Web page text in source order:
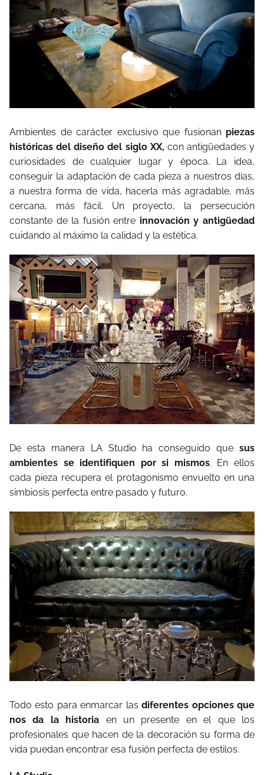
Ambientes de carácter exclusivo que fusionan piezas
históricas del diseño del siglo XX, con antigüedades y
curiosidades de cualquier lugar y época. La idea,
conseguir la adaptación de cada pieza a nuestros días,
a nuestra forma de vida, hacerla más agradable, más
cercana, más fácil. Un proyecto, la persecución
constante de la fusión entre innovación y antigüedad
cuidando al máximo la calidad y la estética.
De esta manera LA Studio ha conseguido que sus
ambientes se identifiquen por si mismos. En ellos
cada pieza recupera el protagonismo envuelto en una
simbiosis perfecta entre pasado y futuro.
Todo esto para enmarcar las diferentes opciones que
nos da la historia en un presente en el que los
profesionales que hacen de la decoración su forma de
vida puedan encontrar esa fusión perfecta de estilos.